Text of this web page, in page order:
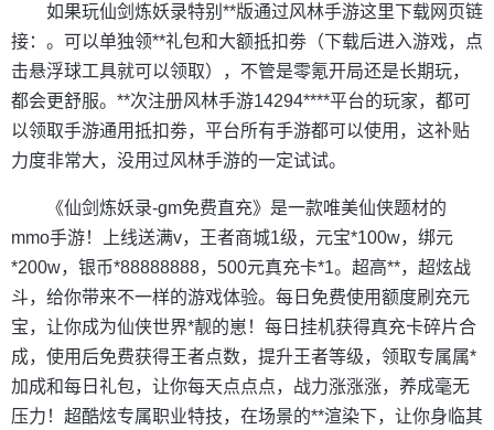
如果玩仙剑炼妖录特别**版通过风林手游这里下载网页链
接：。可以单独领**礼包和大额抵扣劵（下载后进入游戏，点
击悬浮球工具就可以领取），不管是零氪开局还是长期玩，
都会更舒服。**次注册风林手游14294****平台的玩家，都可
以领取手游通用抵扣劵，平台所有手游都可以使用，这补贴
力度非常大，没用过风林手游的一定试试。
《仙剑炼妖录-gm免费直充》是一款唯美仙侠题材的
mmo手游！上线送满v，王者商城1级，元宝*100w，绑元
*200w，银币*88888888，500元真充卡*1。超高**，超炫战
斗，给你带来不一样的游戏体验。每日免费使用额度刷充元
宝，让你成为仙侠世界*靓的崽！每日挂机获得真充卡碎片合
成，使用后免费获得王者点数，提升王者等级，领取专属属*
加成和每日礼包，让你每天点点点，战力涨涨涨，养成毫无
压力！超酷炫专属职业特技，在场景的**渲染下，让你身临其